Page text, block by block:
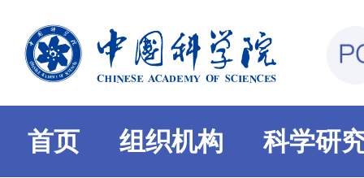
首页 组织机构 科学研